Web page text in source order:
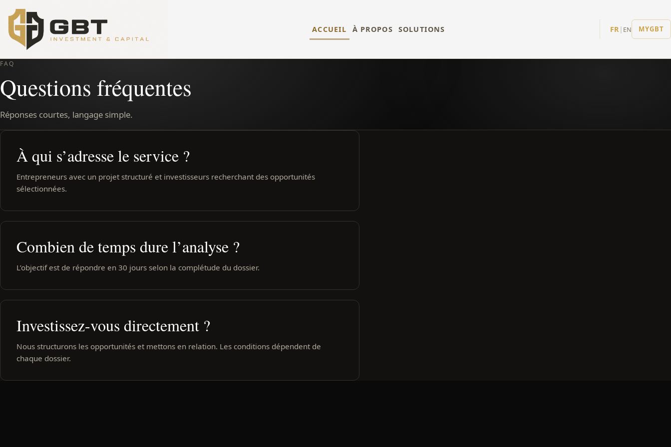
ACCUEIL À PROPOS SOLUTIONS FR| EN MYGBT
FAQ
Questions fréquentes
Réponses courtes, langage simple.
À qui s’adresse le service ?
Entrepreneurs avec un projet structuré et investisseurs recherchant des opportunités
sélectionnées.
Combien de temps dure l’analyse ?
L’objectif est de répondre en 30 jours selon la complétude du dossier.
Investissez-vous directement ?
Nous structurons les opportunités et mettons en relation. Les conditions dépendent de
chaque dossier.